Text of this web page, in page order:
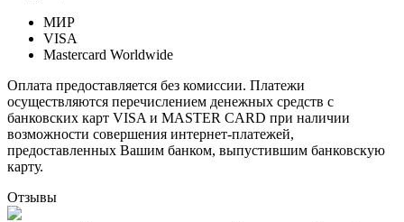
МИР
VISA
Mastercard Worldwide
Оплата предоставляется без комиссии. Платежи
осуществляются перечислением денежных средств с
банковских карт VISA и MASTER CARD при наличии
возможности совершения интернет-платежей,
предоставленных Вашим банком, выпустившим банковскую
карту.
Отзывы